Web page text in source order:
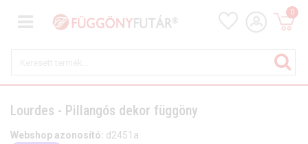
0
Lourdes - Pillangós dekor függöny
Webshop azonosító: d2451a